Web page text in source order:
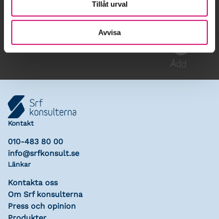
Tillåt urval
Avvisa
Gå till kalendariet
Lägg till i kalender
Kontakt
010-483 80 00
info@srfkonsult.se
Länkar
Kontakta oss
Om Srf konsulterna
Press och opinion